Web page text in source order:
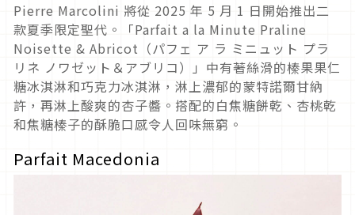
Pierre Marcolini 將從 2025 年 5 月 1 日開始推出二
款夏季限定聖代。「Parfait a la Minute Praline
Noisette & Abricot（パフェ ア ラ ミニュット プラ
リネ ノワゼット＆アブリコ）」中有著絲滑的榛果果仁
糖冰淇淋和巧克力冰淇淋，淋上濃郁的蒙特諾爾甘納
許，再淋上酸爽的杏子醬。搭配的白焦糖餅乾、杏桃乾
和焦糖榛子的酥脆口感令人回味無窮。
Parfait Macedonia